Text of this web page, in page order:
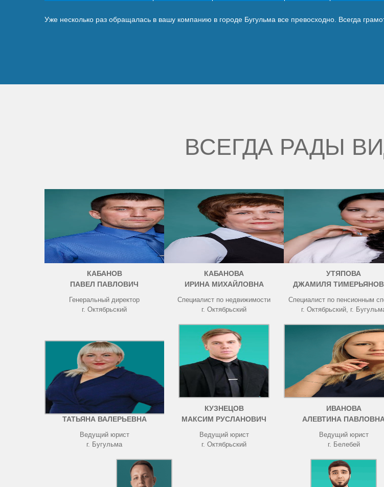
Уже несколько раз обращалась в вашу компанию в городе Бугульма все превосходно. Всегда
ВСЕГДА РАДЫ
КАБАНОВ
ПАВЕЛ ПАВЛОВИЧ
Генеральный директор
г. Октябрьский
КАБАНОВА
ИРИНА МИХАЙЛОВНА
Специалист по недвижимости
г. Октябрьский
УТЯПОВА
ДЖАМИЛЯ
Специалист по пенсионным
г. Октябрьский, г.
ЧИСТОВА
ТАТЬЯНА ВАЛЕРЬЕВНА
Ведущий юрист
г. Бугульма
КУЗНЕЦОВ
МАКСИМ РУСЛАНОВИЧ
Ведущий юрист
г. Октябрьский
ИВАНОВА
АЛЕВТИНА
Ведущий юрист
г. Белебей